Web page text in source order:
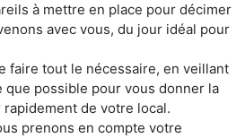
à mettre en place pour décimer
avec vous, du jour idéal pour
faire tout le nécessaire, en veillant
que possible pour vous donner la
de votre local.
prenons en compte votre